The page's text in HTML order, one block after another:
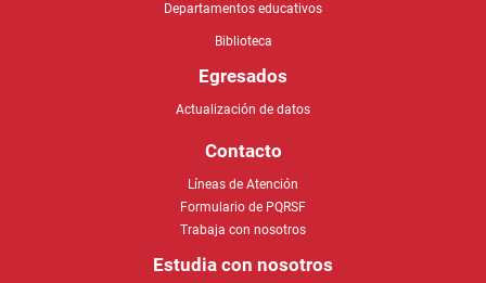
Departamentos educativos
Biblioteca
Egresados
Actualización de datos
Contacto
Líneas de Atención
Formulario de PQRSF
Trabaja con nosotros
Estudia con nosotros